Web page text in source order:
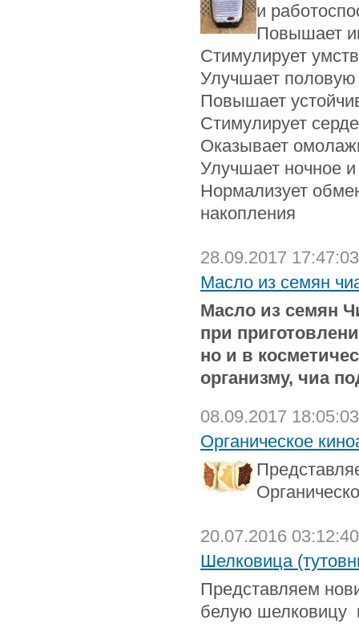
и
Повышает
Стимулирует
Улучшает
Повышает
Стимулирует
Оказывает
Улучшает ночное
Нормализует
накопления
28.09.2017 17:47:03
Масло из семян
Масло из семян
при
но и в
организму, чиа
08.09.2017 18:05:03
Органическое
20.07.2016 03:12:40
Шелковица
Представляем
белую шелковицу